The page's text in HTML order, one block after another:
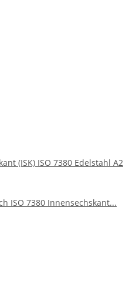
(ISK) ISO 7380 Edelstahl A2